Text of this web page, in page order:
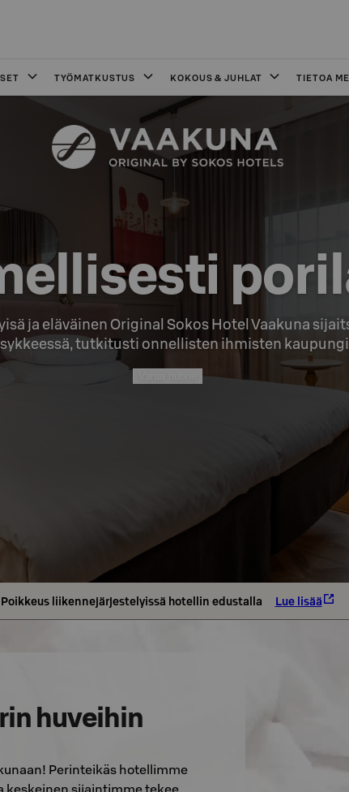
TYÖMATKUSTUS KOKOUS & JUHLAT TIETOA
ja eläväinen Original Sokos Hotel Vaakuna
tutkitusti onnellisten ihmisten
Poikkeus liikennejärjestelyissä hotellin edustalla Lue lisää
huveihin
Perinteikäs hotellimme
keskeinen sijaintimme tekee